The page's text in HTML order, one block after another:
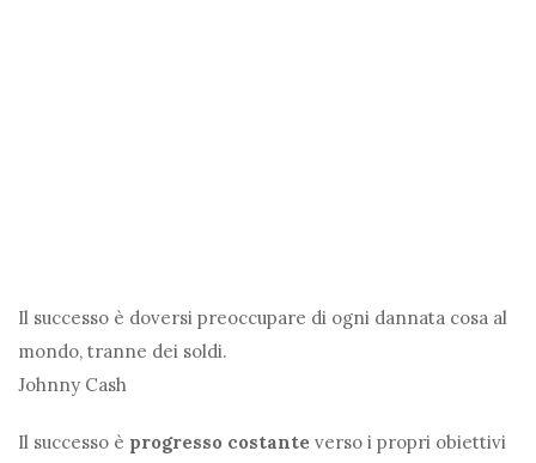
Il successo è doversi preoccupare di ogni dannata cosa al
mondo, tranne dei soldi.
Johnny Cash
Il successo è progresso costante verso i propri obiettivi